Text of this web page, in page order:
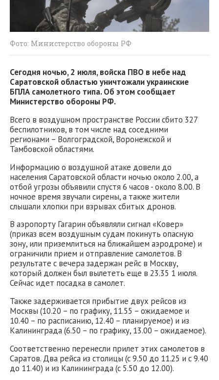
Фото: Министерство обороны РФ
Сегодня ночью, 2 июля, войска ПВО в небе над
Саратовской областью уничтожали украинские
БПЛА самолетного типа. Об этом сообщает
Министерство обороны РФ.
Всего в воздушном пространстве России сбито 327
беспилотников, в том числе над соседними
регионами – Волгоградской, Воронежской и
Тамбовской областями.
Информацию о воздушной атаке довели до
населения Саратовской области ночью около 2.00, а
отбой угрозы объявили спустя 6 часов - около 8.00. В
ночное время звучали сирены, а также жители
слышали хлопки при взрывах сбитых дронов.
В аэропорту Гагарин объявляли сигнал «Ковер»
(приказ всем воздушным судам покинуть опасную
зону, или приземлиться на ближайшем аэродроме) и
ограничили прием и отправление самолетов. В
результате с вечера задержан рейс в Москву,
который должен был вылететь еще в 23.35 1 июля.
Сейчас идет посадка в самолет.
Также задерживается прибытие двух рейсов из
Москвы (10.20 – по графику, 11.55 – ожидаемое и
10.40 – по расписанию, 12.40 – планируемое) и из
Калининграда (6.50 – по графику, 13.00 – ожидаемое).
Соответственно перенесли прилет этих самолетов в
Саратов. Два рейса из столицы (с 9.50 до 11.25 и с 9.40
до 11.40) и из Калининграда (с 5.50 до 12.00).